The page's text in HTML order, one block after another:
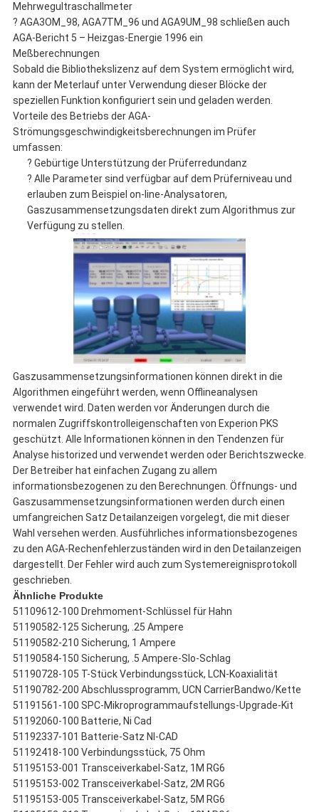
Mehrwegultraschallmeter
? AGA3OM_98, AGA7TM_96 und AGA9UM_98 schließen auch
AGA-Bericht 5 – Heizgas-Energie 1996 ein
Meßberechnungen
Sobald die Bibliothekslizenz auf dem System ermöglicht wird,
kann der Meterlauf unter Verwendung dieser Blöcke der
speziellen Funktion konfiguriert sein und geladen werden.
Vorteile des Betriebs der AGA-
Strömungsgeschwindigkeitsberechnungen im Prüfer
umfassen:
? Gebürtige Unterstützung der Prüferredundanz
? Alle Parameter sind verfügbar auf dem Prüferniveau und
erlauben zum Beispiel on-line-Analysatoren,
Gaszusammensetzungsdaten direkt zum Algorithmus zur
Verfügung zu stellen.
Gaszusammensetzungsinformationen können direkt in die
Algorithmen eingeführt werden, wenn Offlineanalysen
verwendet wird. Daten werden vor Änderungen durch die
normalen Zugriffskontrolleigenschaften von Experion PKS
geschützt. Alle Informationen können in den Tendenzen für
Analyse historized und verwendet werden oder Berichtszwecke.
Der Betreiber hat einfachen Zugang zu allem
informationsbezogenen zu den Berechnungen. Öffnungs- und
Gaszusammensetzungsinformationen werden durch einen
umfangreichen Satz Detailanzeigen vorgelegt, die mit dieser
Wahl versehen werden. Ausführliches informationsbezogenes
zu den AGA-Rechenfehlerzuständen wird in den Detailanzeigen
dargestellt. Der Fehler wird auch zum Systemereignisprotokoll
geschrieben.
Ähnliche Produkte
51109612-100 Drehmoment-Schlüssel für Hahn
51190582-125 Sicherung, .25 Ampere
51190582-210 Sicherung, 1 Ampere
51190584-150 Sicherung, .5 Ampere-Slo-Schlag
51190728-105 T-Stück Verbindungsstück, LCN-Koaxialität
51190782-200 Abschlussprogramm, UCN CarrierBandwo/Kette
51191561-100 SPC-Mikroprogrammaufstellungs-Upgrade-Kit
51192060-100 Batterie, Ni Cad
51192337-101 Batterie-Satz NI-CAD
51192418-100 Verbindungsstück, 75 Ohm
51195153-001 Transceiverkabel-Satz, 1M RG6
51195153-002 Transceiverkabel-Satz, 2M RG6
51195153-005 Transceiverkabel-Satz, 5M RG6